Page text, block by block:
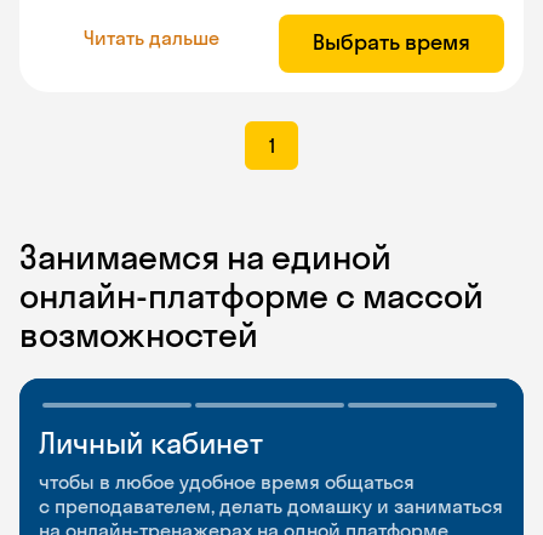
Читать дальше Выбрать время
1
Занимаемся на единой
онлайн-платформе с массой
возможностей
Личный кабинет
чтобы в любое удобное время общаться
с преподавателем, делать домашку и заниматься
на онлайн-тренажерах на одной платформе
Мобильное
приложение
чтобы заниматься и изучать новые слова где
Разговорные клубы
и Talks
Групповые занятия для разговорной практики